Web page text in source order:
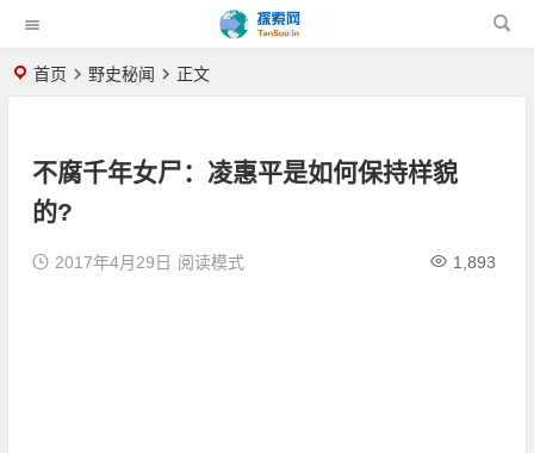
首页 野史秘闻 正文
不腐千年女尸：凌惠平是如何保持样貌
的?
2017年4月29日 1,893
阅读模式